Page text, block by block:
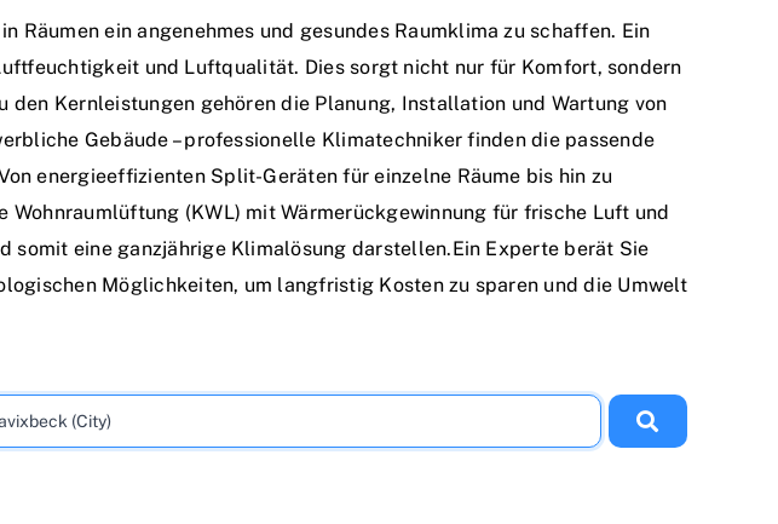
ein angenehmes und gesundes Raumklima zu schaffen. Ein
und Luftqualität. Dies sorgt nicht nur für Komfort, sondern
Kernleistungen gehören die Planung, Installation und Wartung von
Gebäude – professionelle Klimatechniker finden die passende
energieeffizienten Split-Geräten für einzelne Räume bis hin zu
Wohnraumlüftung (KWL) mit Wärmerückgewinnung für frische Luft und
somit eine ganzjährige Klimalösung darstellen.Ein Experte berät Sie
Möglichkeiten, um langfristig Kosten zu sparen und die Umwelt